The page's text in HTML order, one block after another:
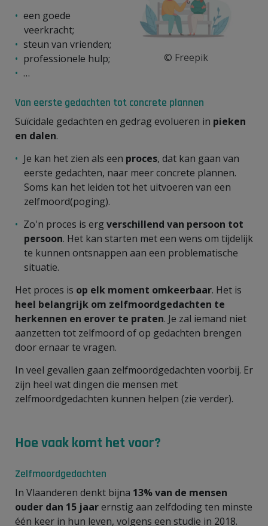
© Freepik
een goede
veerkracht;
steun van vrienden;
professionele hulp;
…
Van eerste gedachten tot concrete plannen
Suïcidale gedachten en gedrag evolueren in pieken
en dalen.
Je kan het zien als een proces, dat kan gaan van
eerste gedachten, naar meer concrete plannen.
Soms kan het leiden tot het uitvoeren van een
zelfmoord(poging).
Zo'n proces is erg verschillend van persoon tot
persoon. Het kan starten met een wens om tijdelijk
te kunnen ontsnappen aan een problematische
situatie.
Het proces is op elk moment omkeerbaar. Het is
heel belangrijk om zelfmoordgedachten te
herkennen en erover te praten. Je zal iemand niet
aanzetten tot zelfmoord of op gedachten brengen
door ernaar te vragen.
In veel gevallen gaan zelfmoordgedachten voorbij. Er
zijn heel wat dingen die mensen met
zelfmoordgedachten kunnen helpen (zie verder).
Hoe vaak komt het voor?
Zelfmoordgedachten
In Vlaanderen denkt bijna 13% van de mensen
ouder dan 15 jaarernstig aan zelfdoding ten minste
één keer in hun leven, volgens een studie in 2018.